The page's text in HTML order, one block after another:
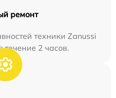
ремонт
техники Zanussi
течение 2 часов.